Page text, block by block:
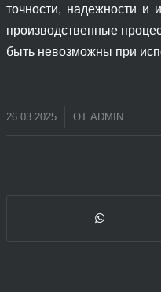
точности, надежности и
производственные
быть невозможны при
26.03.2025 ОТ ADMIN